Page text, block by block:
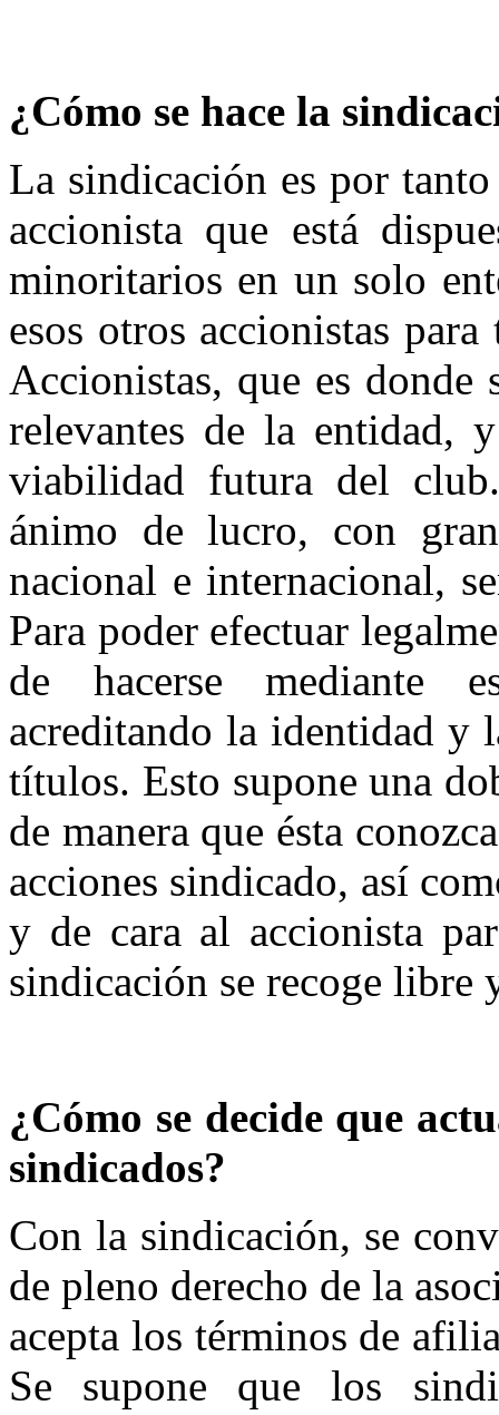
¿Cómo se hace la
La sindicación es por
accionista que está
minoritarios en un solo
esos otros accionistas
Accionistas, que es donde
relevantes de la entidad,
viabilidad futura del
ánimo de lucro, con
nacional e internacional,
Para poder efectuar
de hacerse mediante
acreditando la identidad y
títulos. Esto supone una
de manera que ésta
acciones sindicado, así
y de cara al accionista
sindicación se recoge libre
¿Cómo se decide que
sindicados?
Con la sindicación, se
de pleno derecho de la
acepta los términos de
Se supone que los